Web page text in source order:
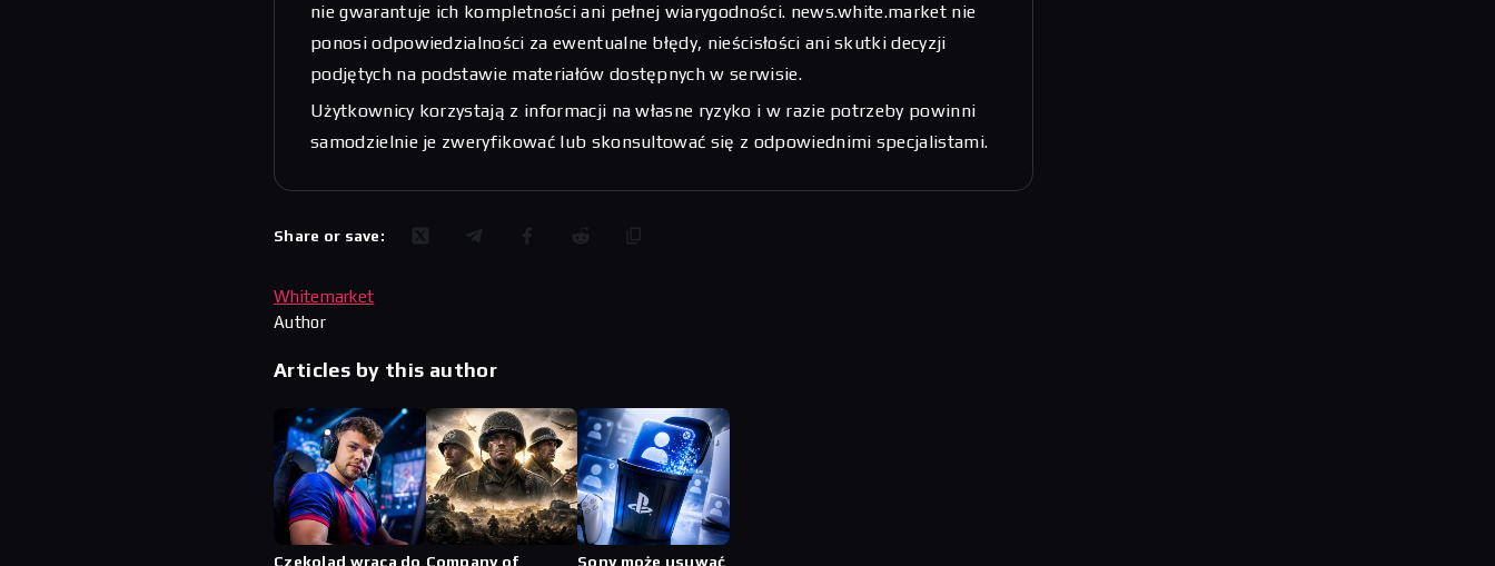
nie gwarantuje ich kompletności ani pełnej wiarygodności. news.white.market nie
ponosi odpowiedzialności za ewentualne błędy, nieścisłości ani skutki decyzji
podjętych na podstawie materiałów dostępnych w serwisie.
Użytkownicy korzystają z informacji na własne ryzyko i w razie potrzeby powinni
samodzielnie je zweryfikować lub skonsultować się z odpowiednimi specjalistami.
Share or save:
Whitemarket
Author
Articles by this author
Czekolad wraca do Company of
Sony może usuwać